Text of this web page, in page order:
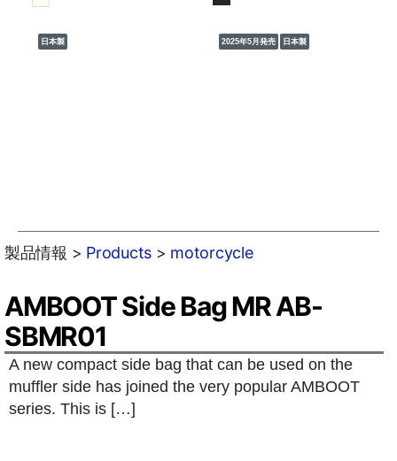
日本製 2025年5月発売 日本製
製品情報 > Products> motorcycle
AMBOOT Side Bag MR AB-
SBMR01
A new compact side bag that can be used on the
muffler side has joined the very popular AMBOOT
series. This is […]